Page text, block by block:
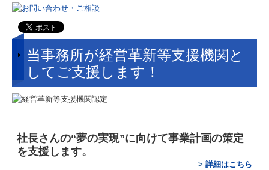
業務案内
業務案内
料金について
相続税額の早見表
事務所案内
当事務所が経営革新等支援機関と
してご支援します！
社長さんの“夢の実現”に向けて事業計画の策定
を支援します。
> 詳細はこちら